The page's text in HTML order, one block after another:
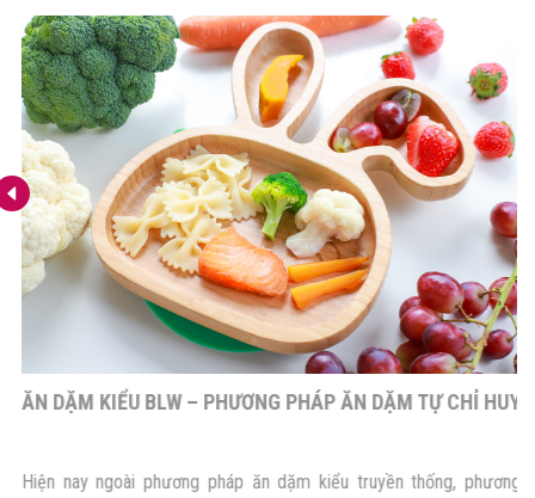
ĂN DẶM KIỂU BLW – PHƯƠNG PHÁP ĂN DẶM TỰ CHỈ HUY
Hiện nay ngoài phương pháp ăn dặm kiểu truyền thống, phương